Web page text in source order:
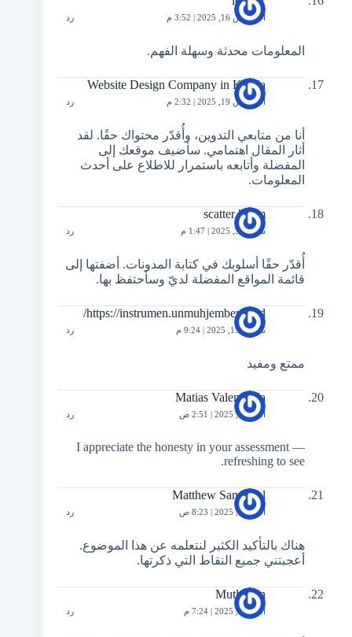
أغسطس 16, 2025 | 3:52 م رد
المعلومات محدثة وسهلة الفهم.
Website Design Company in Kerala
أغسطس 19, 2025 | 2:32 م رد
أنا من متابعي التدوين، وأُقدّر محتواك حقًا. لقد
أثار المقال اهتمامي. سأضيف موقعك إلى
المفضلة وأتابعه باستمرار للاطلاع على أحدث
المعلومات.
scatter hitam
سبتمبر 3, 2025 | 1:47 م رد
أُقدّر حقًا أسلوبك في كتابة المدونات. أضفتها إلى
قائمة المواقع المفضلة لديّ وسأحتفظ بها.
https://instrumen.unmuhjember.ac.id/
سبتمبر 15, 2025 | 9:24 م رد
ممتع ومفيد
Matias Valenzuela
أكتوبر 2, 2025 | 2:51 ص رد
I appreciate the honesty in your assessment —
refreshing to see.
Matthew Sandoval
أكتوبر 3, 2025 | 8:23 ص رد
هناك بالتأكيد الكثير لنتعلمه عن هذا الموضوع.
أعجبتني جميع النقاط التي ذكرتها.
Mutlu son
أكتوبر 4, 2025 | 7:24 م رد